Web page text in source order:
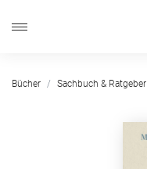
Bücher Sachbuch & Ratgeber